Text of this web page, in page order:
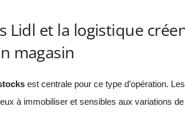
Lidl et la logistique
magasin
est centrale pour ce type d’opération.
à immobiliser et sensibles aux variations